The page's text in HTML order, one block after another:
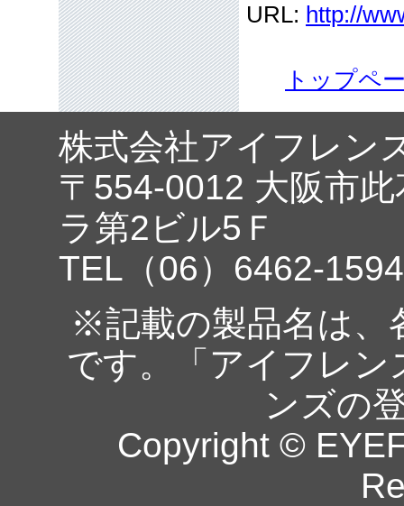
URL: http://
トップペ
株式会社アイフレン
〒554-0012 大阪市
ラ第2ビル5Ｆ
TEL（06）6462-
※記載の製品名は、
です。「アイフレ
ンズの
Copyright ©